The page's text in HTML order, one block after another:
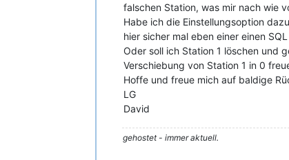
falschen Station, was mir nach wie
Habe ich die Einstellungsoption
hier sicher mal eben einer einen
Oder soll ich Station 1 löschen und
Verschiebung von Station 1 in 0
Hoffe und freue mich auf baldige
LG
David
gehostet - immer aktuell.